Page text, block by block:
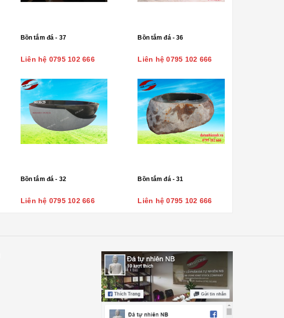
Bồn tắm đá - 37
Liên hệ 0795 102 666
Bồn tắm đá - 36
Liên hệ 0795 102 666
Bồn tắm đá - 32
Liên hệ 0795 102 666
Bồn tắm đá - 31
Liên hệ 0795 102 666